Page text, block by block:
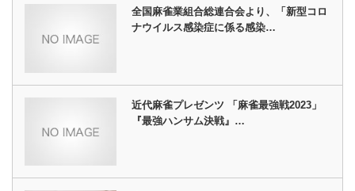
全国麻雀業組合総連合会より、「新型コロ
ナウイルス感染症に係る感染…
近代麻雀プレゼンツ 「麻雀最強戦2023」
『最強ハンサム決戦』…